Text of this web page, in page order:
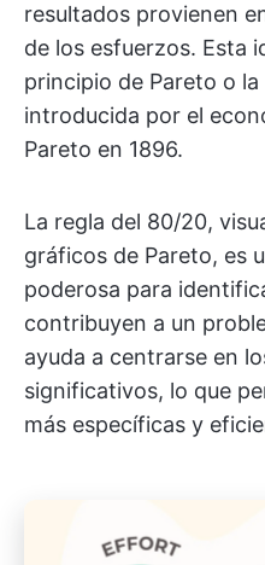
resultados provienen
de los esfuerzos. Esta
principio de Pareto o
introducida por el
Pareto en 1896.
La regla del 80/20,
gráficos de Pareto, es
poderosa para
contribuyen a un
ayuda a centrarse en
significativos, lo que
más específicas y